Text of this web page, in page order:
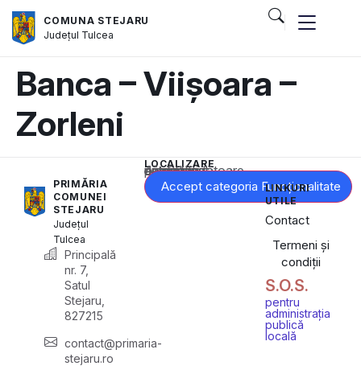
COMUNA STEJARU
Județul Tulcea
Banca – Viișoara –
Zorleni
PRIMĂRIA
COMUNEI
STEJARU
Județul
Tulcea
Principală
nr. 7,
Satul
Stejaru,
827215
contact@primaria-
stejaru.ro
LOCALIZARE
Acest conținut este blocat până când acceptați categoria corespunzătoare de cookie-uri.
Accept categoria Funcționalitate
LINKURI
UTILE
Contact
Termeni și
condiții
S.O.S.
pentru
administrația
publică
locală